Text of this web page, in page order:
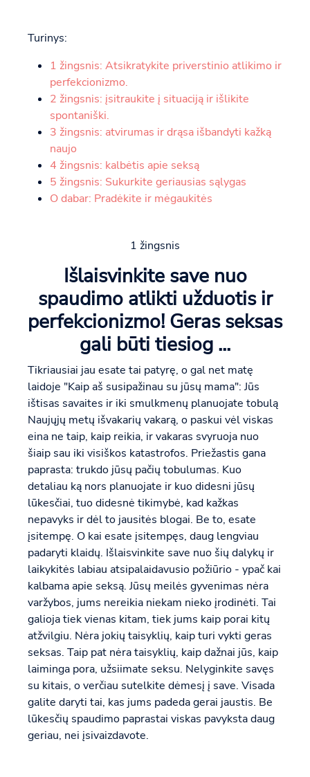
Turinys:
1 žingsnis: Atsikratykite priverstinio atlikimo ir
perfekcionizmo.
2 žingsnis: įsitraukite į situaciją ir išlikite
spontaniški.
3 žingsnis: atvirumas ir drąsa išbandyti kažką
naujo
4 žingsnis: kalbėtis apie seksą
5 žingsnis: Sukurkite geriausias sąlygas
O dabar: Pradėkite ir mėgaukitės
1 žingsnis
Išlaisvinkite save nuo
spaudimo atlikti užduotis ir
perfekcionizmo! Geras seksas
gali būti tiesiog ...
Tikriausiai jau esate tai patyrę, o gal net matę
laidoje "Kaip aš susipažinau su jūsų mama": Jūs
ištisas savaites ir iki smulkmenų planuojate tobulą
Naujųjų metų išvakarių vakarą, o paskui vėl viskas
eina ne taip, kaip reikia, ir vakaras svyruoja nuo
šiaip sau iki visiškos katastrofos. Priežastis gana
paprasta: trukdo jūsų pačių tobulumas. Kuo
detaliau ką nors planuojate ir kuo didesni jūsų
lūkesčiai, tuo didesnė tikimybė, kad kažkas
nepavyks ir dėl to jausitės blogai. Be to, esate
įsitempę. O kai esate įsitempęs, daug lengviau
padaryti klaidų. Išlaisvinkite save nuo šių dalykų ir
laikykitės labiau atsipalaidavusio požiūrio - ypač kai
kalbama apie seksą. Jūsų meilės gyvenimas nėra
varžybos, jums nereikia niekam nieko įrodinėti. Tai
galioja tiek vienas kitam, tiek jums kaip porai kitų
atžvilgiu. Nėra jokių taisyklių, kaip turi vykti geras
seksas. Taip pat nėra taisyklių, kaip dažnai jūs, kaip
laiminga pora, užsiimate seksu. Nelyginkite savęs
su kitais, o verčiau sutelkite dėmesį į save. Visada
galite daryti tai, kas jums padeda gerai jaustis. Be
lūkesčių spaudimo paprastai viskas pavyksta daug
geriau, nei įsivaizdavote.